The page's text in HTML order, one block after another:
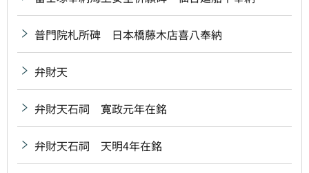
普門院札所碑 日本橋藤木店喜八奉納
弁財天
弁財天石祠 寛政元年在銘
弁財天石祠 天明4年在銘